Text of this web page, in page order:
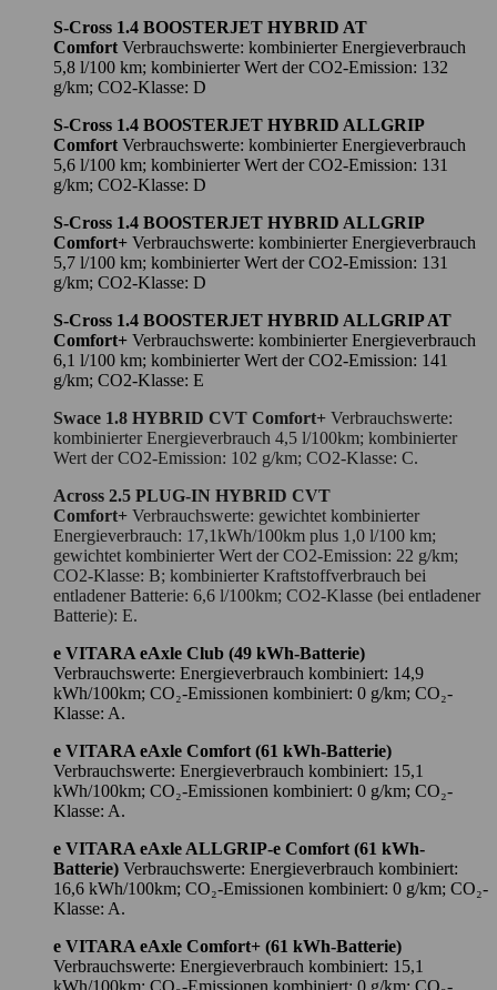
S-Cross 1.4 BOOSTERJET HYBRID AT
Comfort Verbrauchswerte: kombinierter Energieverbrauch
5,8 l/100 km; kombinierter Wert der CO2-Emission: 132
g/km; CO2-Klasse: D
S-Cross 1.4 BOOSTERJET HYBRID ALLGRIP
Comfort Verbrauchswerte: kombinierter Energieverbrauch
5,6 l/100 km; kombinierter Wert der CO2-Emission: 131
g/km; CO2-Klasse: D
S-Cross 1.4 BOOSTERJET HYBRID ALLGRIP
Comfort+ Verbrauchswerte: kombinierter Energieverbrauch
5,7 l/100 km; kombinierter Wert der CO2-Emission: 131
g/km; CO2-Klasse: D
S-Cross 1.4 BOOSTERJET HYBRID ALLGRIP AT
Comfort+ Verbrauchswerte: kombinierter Energieverbrauch
6,1 l/100 km; kombinierter Wert der CO2-Emission: 141
g/km; CO2-Klasse: E
Swace 1.8 HYBRID CVT Comfort+ Verbrauchswerte:
kombinierter Energieverbrauch 4,5 l/100km; kombinierter
Wert der CO2-Emission: 102 g/km; CO2-Klasse: C.
Across 2.5 PLUG-IN HYBRID CVT
Comfort+ Verbrauchswerte: gewichtet kombinierter
Energieverbrauch: 17,1kWh/100km plus 1,0 l/100 km;
gewichtet kombinierter Wert der CO2-Emission: 22 g/km;
CO2-Klasse: B; kombinierter Kraftstoffverbrauch bei
entladener Batterie: 6,6 l/100km; CO2-Klasse (bei entladener
Batterie): E.
e VITARA eAxle Club (49 kWh-Batterie)
Verbrauchswerte: Energieverbrauch kombiniert: 14,9
kWh/100km; CO₂-Emissionen kombiniert: 0 g/km; CO₂-
Klasse: A.
e VITARA eAxle Comfort (61 kWh-Batterie)
Verbrauchswerte: Energieverbrauch kombiniert: 15,1
kWh/100km; CO₂-Emissionen kombiniert: 0 g/km; CO₂-
Klasse: A.
e VITARA eAxle ALLGRIP-e Comfort (61 kWh-
Batterie) Verbrauchswerte: Energieverbrauch kombiniert:
16,6 kWh/100km; CO₂-Emissionen kombiniert: 0 g/km; CO₂-
Klasse: A.
e VITARA eAxle Comfort+ (61 kWh-Batterie)
Verbrauchswerte: Energieverbrauch kombiniert: 15,1
kWh/100km; CO₂-Emissionen kombiniert: 0 g/km; CO₂-